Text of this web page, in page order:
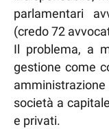
parlamentari
(credo 72
Il problema, a
gestione come
società a
e privati.